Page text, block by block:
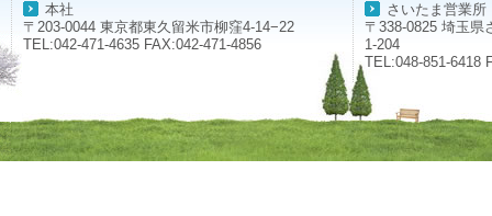
本社
〒203-0044 東京都東久留米市柳窪4-14−22
TEL:042-471-4635 FAX:042-471-4856
さいたま営業所
〒338-0825 埼玉県
1-204
TEL:048-851-6418